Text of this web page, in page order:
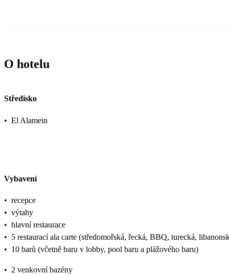
O hotelu
Středisko
• El Alamein
Vybavení
• recepce
• výtahy
• hlavní restaurace
• 5 restaurací ala carte (středomořská, řecká, BBQ, turecká,
• 10 barů (včetně baru v lobby, pool baru a plážového baru)
• 2 venkovní bazény